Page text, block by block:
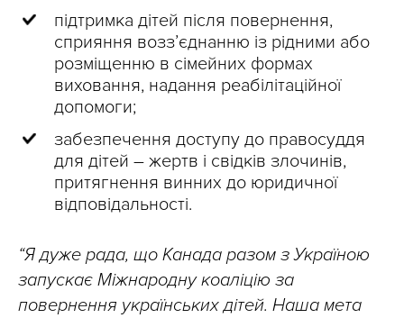
підтримка дітей після повернення,
сприяння возз’єднанню із рідними або
розміщенню в сімейних формах
виховання, надання реабілітаційної
допомоги;
забезпечення доступу до правосуддя
для дітей – жертв і свідків злочинів,
притягнення винних до юридичної
відповідальності.
“Я дуже рада, що Канада разом з Україною
запускає Міжнародну коаліцію за
повернення українських дітей. Наша мета